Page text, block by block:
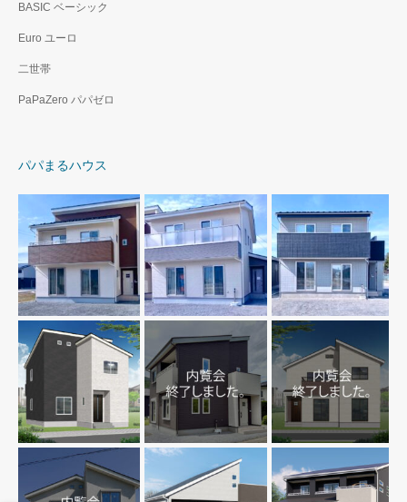
BASIC ベーシック
Euro ユーロ
二世帯
PaPaZero パパゼロ
パパまるハウス